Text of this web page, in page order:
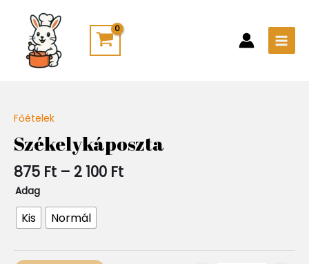
content
Főételek
Székelykáposzta
875 Ft – 2 100 Ft
875 Ft
-
2
100 Ft
Adag
Kis Normál